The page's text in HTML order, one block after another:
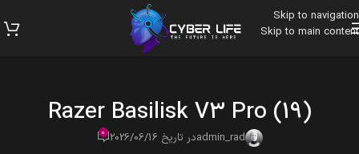
Skip to navigation
Skip to main content
Razer Basilisk V3 Pro (19)
admin_radدر تاریخ 2026/06/16 0